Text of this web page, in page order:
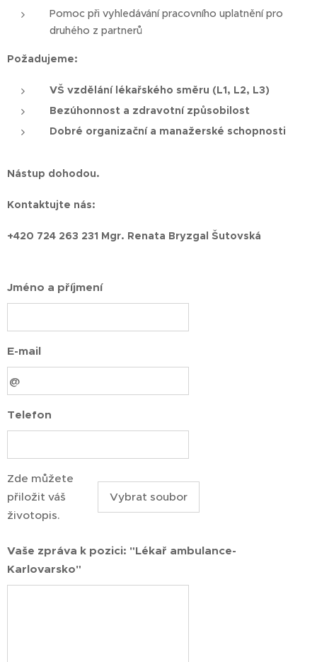
Pomoc při vyhledávání pracovního uplatnění pro
druhého z partnerů
Požadujeme:
VŠ vzdělání lékařského směru (L1, L2, L3)
Bezúhonnost a zdravotní způsobilost
Dobré organizační a manažerské schopnosti
Nástup dohodou.
Kontaktujte nás:
+420 724 263 231 Mgr. Renata Bryzgal Šutovská
Jméno a příjmení
E-mail
Telefon
Zde můžete
přiložit váš
životopis.
Vybrat soubor
Vaše zpráva k pozici: "Lékař ambulance-
Karlovarsko"